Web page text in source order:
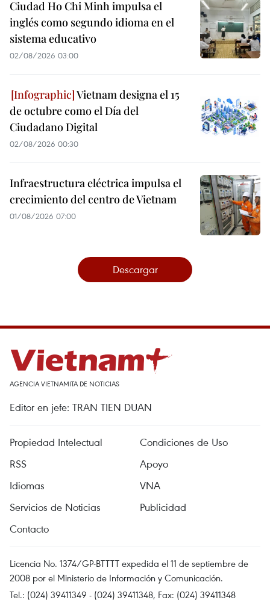
Ciudad Ho Chi Minh impulsa el
inglés como segundo idioma en el
sistema educativo
02/08/2026 03:00
Vietnam designa el 15
de octubre como el Día del
Ciudadano Digital
02/08/2026 00:30
Infraestructura eléctrica impulsa el
crecimiento del centro de Vietnam
01/08/2026 07:00
Descargar
AGENCIA VIETNAMITA DE NOTICIAS
Editor en jefe: TRAN TIEN DUAN
Propiedad Intelectual
Condiciones de Uso
RSS
Apoyo
Idiomas
VNA
Servicios de Noticias
Publicidad
Contacto
Licencia No. 1374/GP-BTTTT expedida el 11 de septiembre de
2008 por el Ministerio de Información y Comunicación.
Tel.: (024) 39411349 - (024) 39411348, Fax: (024) 39411348